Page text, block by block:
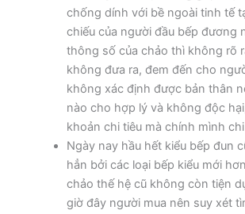
chống dính với bề ngoài tinh tế
chiếu của người đầu bếp đương
thông số của chảo thì không rõ
không đưa ra, đem đến cho
không xác định được bản thân
nào cho hợp lý và không độc
khoản chi tiêu mà chính mình
Ngày nay hầu hết kiểu bếp đun
hẳn bởi các loại bếp kiểu mới
chảo thế hệ cũ không còn tiện
giờ đây người mua nên suy xét